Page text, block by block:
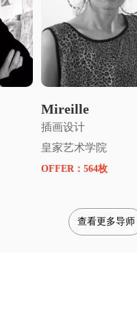
申请名师指导
Mireille
插画设计
皇家艺术学院
OFFER： 564枚
查看更多导师